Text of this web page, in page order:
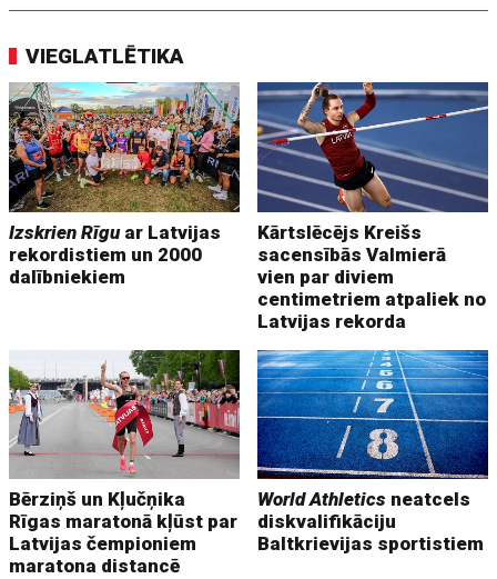
VIEGLATLĒTIKA
Izskrien Rīguar Latvijas
rekordistiem un 2000
dalībniekiem
Kārtslēcējs Kreišs
sacensībās Valmierā
vien par diviem
centimetriem atpaliek no
Latvijas rekorda
Bērziņš un Kļučņika
Rīgas maratonā kļūst par
Latvijas čempioniem
maratona distancē
World Athletics neatcels
diskvalifikāciju
Baltkrievijas sportistiem